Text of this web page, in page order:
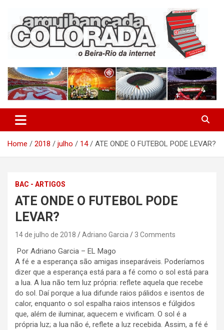
content
Arquibancada Colorada
Home 2018 julho 14 ATE ONDE O FUTEBOL PODE LEVAR?
BAC - ARTIGOS
ATE ONDE O FUTEBOL PODE
LEVAR?
14 de julho de 2018 Adriano Garcia 3 Comments
Por Adriano Garcia – EL Mago
A fé e a esperança são amigas inseparáveis. Poderíamos
dizer que a esperança está para a fé como o sol está para
a lua. A lua não tem luz própria: reflete aquela que recebe
do sol. Daí porque a lua difunde raios pálidos e isentos de
calor, enquanto o sol espalha raios intensos e fúlgidos
que, além de iluminar, aquecem e vivificam. O sol é a
própria luz; a lua não é, reflete a luz recebida. Assim, a fé é